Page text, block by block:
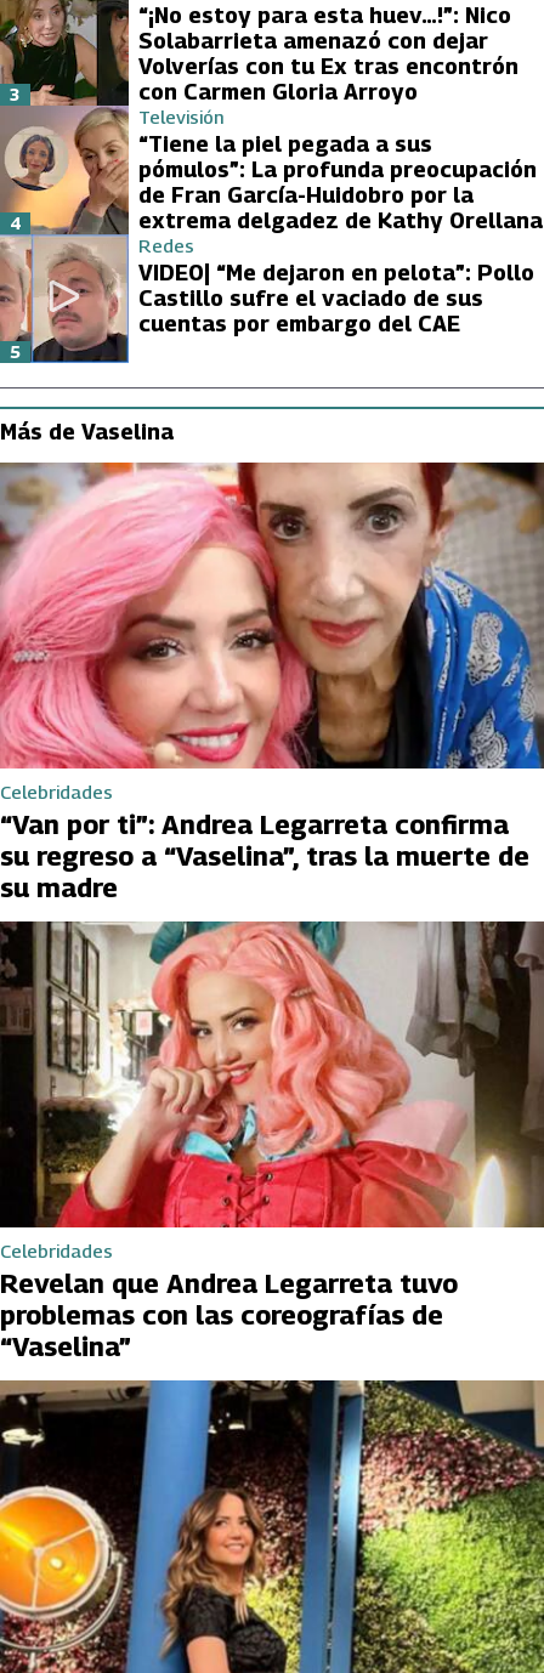
“¡No estoy para esta huev…!”: Nico
Solabarrieta amenazó con dejar
Volverías con tu Ex tras encontrón
con Carmen Gloria Arroyo
3
Televisión
“Tiene la piel pegada a sus
pómulos”: La profunda preocupación
de Fran García-Huidobro por la
extrema delgadez de Kathy Orellana
4
Redes
VIDEO| “Me dejaron en pelota”: Pollo
Castillo sufre el vaciado de sus
cuentas por embargo del CAE
5
Más de Vaselina
Celebridades
“Van por ti”: Andrea Legarreta confirma
su regreso a “Vaselina”, tras la muerte de
su madre
Celebridades
Revelan que Andrea Legarreta tuvo
problemas con las coreografías de
“Vaselina”